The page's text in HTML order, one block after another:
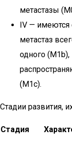
метастазы
IV — имеются
метастаз
одного
(M1c).
Стадии развития,
Стадия